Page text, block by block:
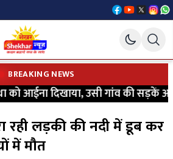
BREAKING NEWS
आईना दिखाया, उसी गांव की सड़कें
रही लड़की की नदी में डूब कर
में मौत